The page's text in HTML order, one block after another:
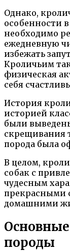
Однако,
особенности
необходимо
ежедневную
избежать
Кроличьим
физическая
себя
История
историей
были
скрещивания
порода была
В целом,
собак с
чудесным
прекрасными
домашними
породы